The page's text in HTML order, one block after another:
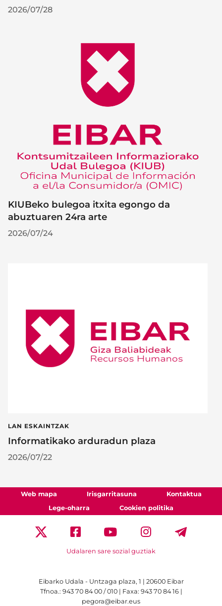
2026/07/28
KIUBeko bulegoa itxita egongo da
abuztuaren 24ra arte
2026/07/24
LAN ESKAINTZAK
Informatikako arduradun plaza
2026/07/22
Web mapa Irisgarritasuna
Kontaktua
Lege-oharra
Cookien politika
Udalaren sare sozial guztiak
Eibarko Udala - Untzaga plaza, 1 | 20600 Eibar
Tfnoa.: 943 70 84 00 / 010 | Faxa: 943 70 84 16 |
pegora@eibar.eus